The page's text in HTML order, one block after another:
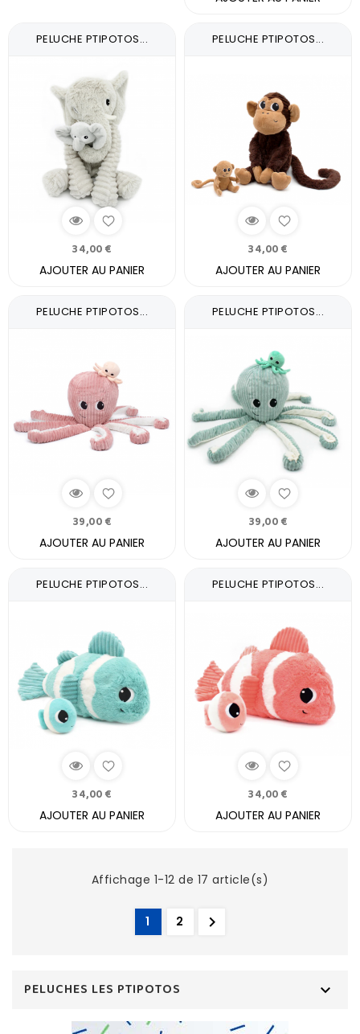
PELUCHE PTIPOTOS...
34,00 €
AJOUTER AU PANIER
PELUCHE PTIPOTOS...
34,00 €
AJOUTER AU PANIER
PELUCHE PTIPOTOS...
39,00 €
AJOUTER AU PANIER
PELUCHE PTIPOTOS...
39,00 €
AJOUTER AU PANIER
PELUCHE PTIPOTOS...
34,00 €
AJOUTER AU PANIER
PELUCHE PTIPOTOS...
34,00 €
AJOUTER AU PANIER
Affichage 1-12 de 17 article(s)
1 2 
PELUCHES LES PTIPOTOS 